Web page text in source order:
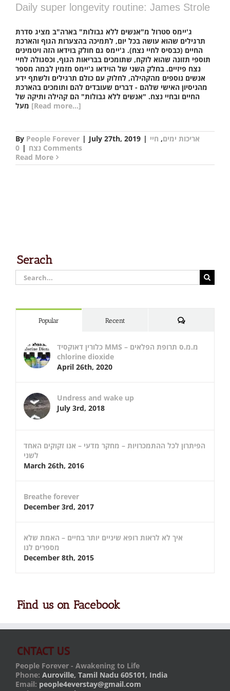
Daily super longevity routine: James Strole
ג'יימס סטרול מ"אנשים ללא גבולות" בארה"ב מציג סדרת
תרגילים שהוא עושה בכל יום, לתמיכה בהצערות הגוף והארכת
החיים (כבסיס לחיי נצח). ג'יימס גם חולק בוידאו הזה ויטמינים
תוספי תזונה שהוא לוקח, שתומכים בבריאות הגוף, וכסגולה לחיי
נצח פיזיים. בחלק השני של הוידאו ג'יימס מזמין לבמה מספר
אנשים נוספים מהקהילה, לחלוק עם כולם תרגילים ולשתף ידע
מהניסיון האישי שלהם - דברים שעובדים להם ותומכים בהארכת
החיים ובחיי נצח. "אנשים ללא גבולות" הם קהילה ותיקה של
[Read more...]
By People Forever | July 27th, 2019 | אריכות ימים, חיי
נצח |
0 Comments
Read More
Serach
Search
for:
Popular Recent Comments
כלורין דאוקסיד MMS – מ.מ.ס תרופת הפלאים
chlorine dioxide
April 26th, 2020
Undress and wake up
July 3rd, 2018
הפיתרון לכל ההתמכרויות – מחקר מדעי – אנו זקוקים האחד
לשני
March 26th, 2016
Breathe forever
December 3rd, 2017
איך לא לראות רופא שיניים יותר בחיים – האמת שלא
מספרים לנו
December 8th, 2015
Find us on Facebook
CNTACT US
People Forever - Awakening to Life
Phone: Auroville, Tamil Nadu 605101, India
Email: people4everstay@gmail.com